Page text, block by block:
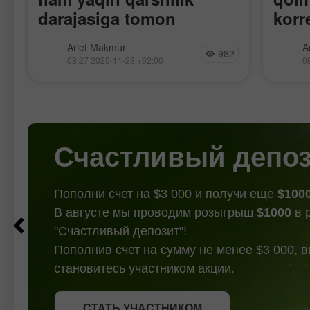
darajasiga tomon
mustahkamlanmoqda,
garchi korreksiya
RSI dagi ayiq divergentsiyasi (Bearish
Divergence) Cardano'dagi buqa
qolmoqda. Qarshilik 2 : 0.44529
Qarshilik
Arief Makmur
08:27 2025-11-28 +02:00 982
Har
Pivot :
СТАТЬ УЧАСТНИКОМ
Счастливый
Пополни счет на $3 000 и получи еще
В августе мы проводим розыгрыш $1000 в
"Счастливый депозит"!
Пополнив счет на сумму не менее $3 000,
становитесь участником акции.
ПОЛУЧИТЬ БОНУС